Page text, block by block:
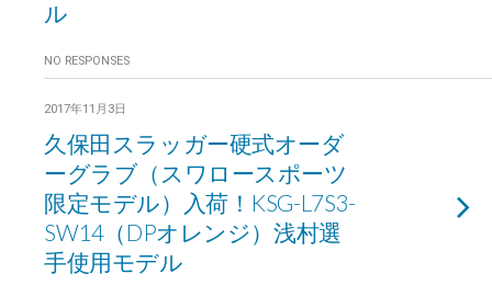
ル
NO RESPONSES
2017年11月3日
久保田スラッガー硬式オーダ
ーグラブ（スワロースポーツ
限定モデル）入荷！KSG-L7S3-
SW14（DPオレンジ）浅村選
手使用モデル